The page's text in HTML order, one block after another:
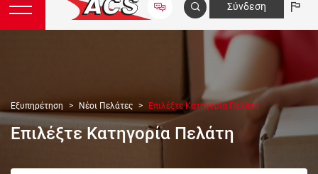
Σύνδεση
Εξυπηρέτηση Νέοι Πελάτες Επιλέξτε Κατηγορία Πελάτη
Επιλέξτε Κατηγορία Πελάτη